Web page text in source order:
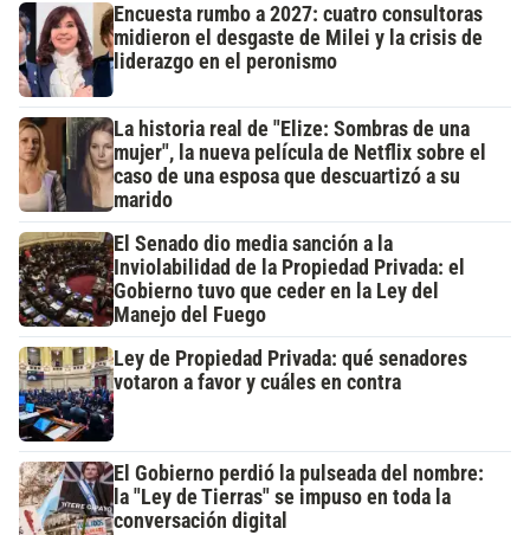
Encuesta rumbo a 2027: cuatro consultoras
midieron el desgaste de Milei y la crisis de
liderazgo en el peronismo
La historia real de "Elize: Sombras de una
mujer", la nueva película de Netflix sobre el
caso de una esposa que descuartizó a su
marido
El Senado dio media sanción a la
Inviolabilidad de la Propiedad Privada: el
Gobierno tuvo que ceder en la Ley del
Manejo del Fuego
Ley de Propiedad Privada: qué senadores
votaron a favor y cuáles en contra
El Gobierno perdió la pulseada del nombre:
la "Ley de Tierras" se impuso en toda la
conversación digital